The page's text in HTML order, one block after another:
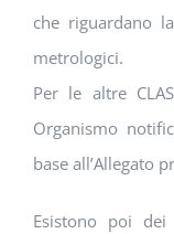
che riguardano
metrologici.
Per le altre
Organismo
base all’Allegato
Esistono poi